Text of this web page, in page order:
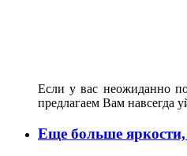
Если у вас неожиданно
предлагаем Вам навсегда
Еще больше